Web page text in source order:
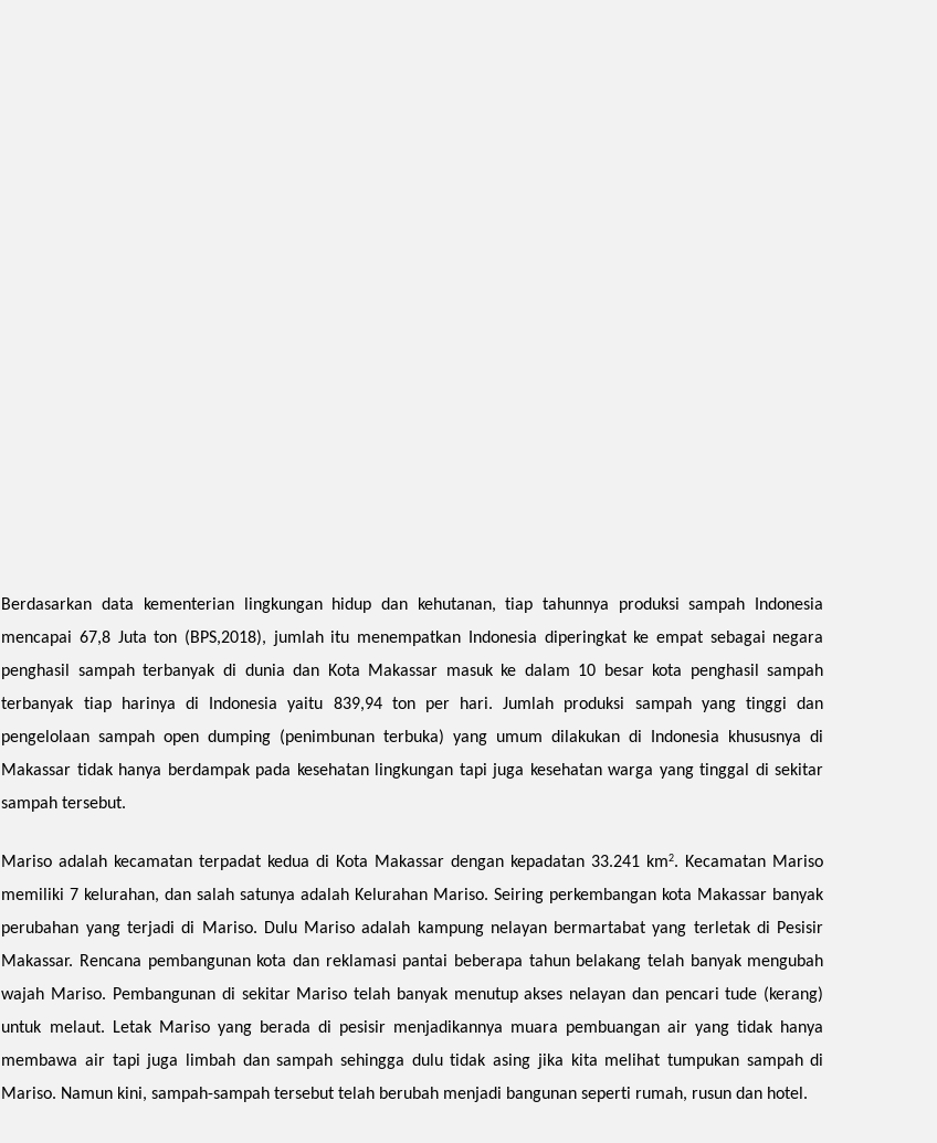
Berdasarkan data kementerian lingkungan hidup dan kehutanan, tiap tahunnya produksi sampah Indonesia
mencapai 67,8 Juta ton (BPS,2018), jumlah itu menempatkan Indonesia diperingkat ke empat sebagai negara
penghasil sampah terbanyak di dunia dan Kota Makassar masuk ke dalam 10 besar kota penghasil sampah
terbanyak tiap harinya di Indonesia yaitu 839,94 ton per hari. Jumlah produksi sampah yang tinggi dan
pengelolaan sampah open dumping (penimbunan terbuka) yang umum dilakukan di Indonesia khususnya di
Makassar tidak hanya berdampak pada kesehatan lingkungan tapi juga kesehatan warga yang tinggal di sekitar
sampah tersebut.
Mariso adalah kecamatan terpadat kedua di Kota Makassar dengan kepadatan 33.241 km2. Kecamatan Mariso
memiliki 7 kelurahan, dan salah satunya adalah Kelurahan Mariso. Seiring perkembangan kota Makassar banyak
perubahan yang terjadi di Mariso. Dulu Mariso adalah kampung nelayan bermartabat yang terletak di Pesisir
Makassar. Rencana pembangunan kota dan reklamasi pantai beberapa tahun belakang telah banyak mengubah
wajah Mariso. Pembangunan di sekitar Mariso telah banyak menutup akses nelayan dan pencari tude (kerang)
untuk melaut. Letak Mariso yang berada di pesisir menjadikannya muara pembuangan air yang tidak hanya
membawa air tapi juga limbah dan sampah sehingga dulu tidak asing jika kita melihat tumpukan sampah di
Mariso. Namun kini, sampah-sampah tersebut telah berubah menjadi bangunan seperti rumah, rusun dan hotel.